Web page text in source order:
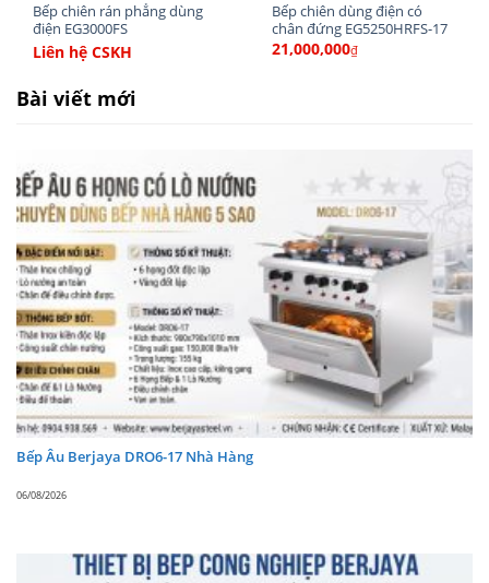
Nguồn điện: 380~415V/3P
Tần số: 50/60 Hz
Công suất: 5250(W)
File Catalogue thiết bị tiệm bánh
BERJAYA Việt Nam
Bếp chiên rán phẳng dùng
điện EG3000FS
Liên hệ CSKH
Bếp chiên dùng điện có
chân đứng EG5250HRFS-17
21,000,000₫
Bài viết mới
Bếp Âu Berjaya DRO6-17 Nhà Hàng
06/08/2026